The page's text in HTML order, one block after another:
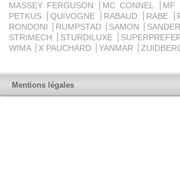
MASSEY FERGUSON
MC CONNEL MF
PETKUS
QUIVOGNE RABAUD RABE
RONDONI
RUMPSTAD SAMON
STRIMECH
STURDILUXE
WIMA
X PAUCHARD YANMAR
Mentions légales